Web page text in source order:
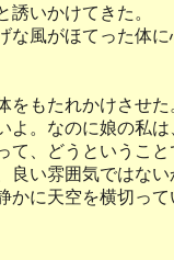
誘いかけてきた。
風がほてった体
をもたれかけさせた
。なのに娘の私
、どうということ
い雰囲気ではない
に天空を横切っ